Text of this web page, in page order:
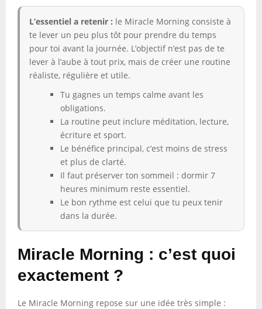
L’essentiel a retenir : le Miracle Morning consiste à
te lever un peu plus tôt pour prendre du temps
pour toi avant la journée. L’objectif n’est pas de te
lever à l’aube à tout prix, mais de créer une routine
réaliste, régulière et utile.
Tu gagnes un temps calme avant les
obligations.
La routine peut inclure méditation, lecture,
écriture et sport.
Le bénéfice principal, c’est moins de stress
et plus de clarté.
Il faut préserver ton sommeil : dormir 7
heures minimum reste essentiel.
Le bon rythme est celui que tu peux tenir
dans la durée.
Miracle Morning : c’est quoi
exactement ?
Le Miracle Morning repose sur une idée très simple :